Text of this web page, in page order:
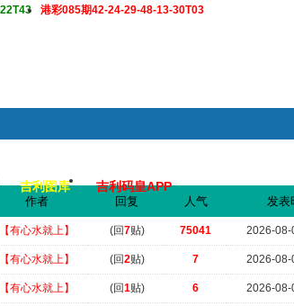
港彩085期42-24-29-48-13-30T03
吉利图库 吉利码皇APP
搜索
中特大赛，重奖一万 .. （2026-07-10 20:23）
作者 回复 人气 发表
【有心水就上】 (回7贴) 75041 2026-08-
【有心水就上】 (回2贴) 7 2026-08-
【有心水就上】 (回1贴) 6 2026-08-